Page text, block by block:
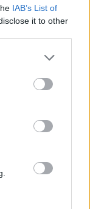
IAB’s List of
it to other
more Google
may click to
party tags to
below Google